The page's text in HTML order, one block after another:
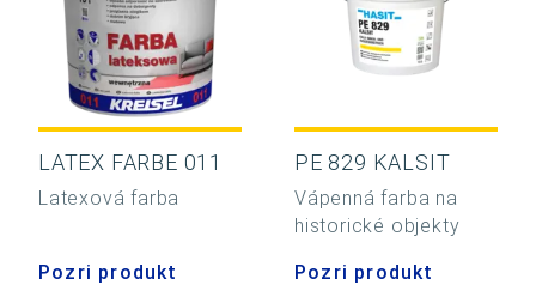
LATEX FARBE 011
Latexová farba
Pozri produkt
PE 829 KALSIT
Vápenná farba na
historické objekty
Pozri produkt